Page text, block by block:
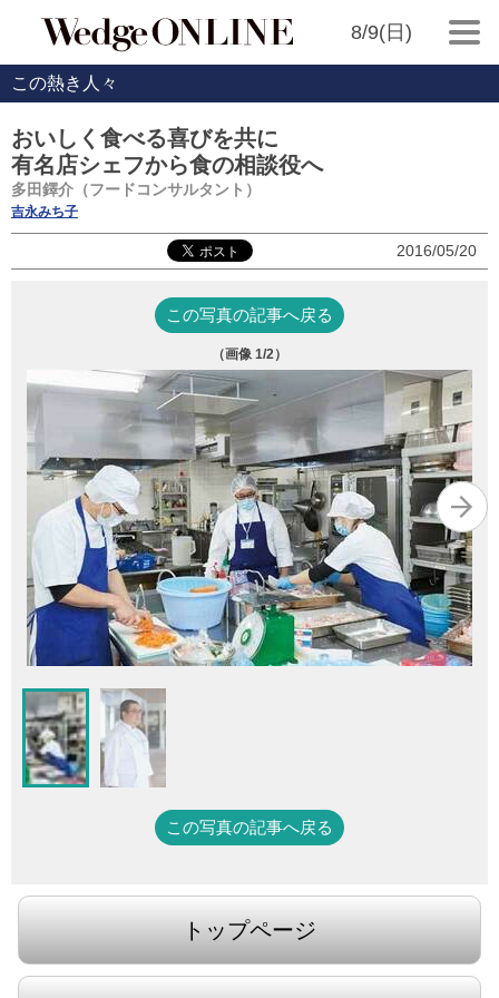
8/9(日)
この熱き人々
おいしく食べる喜びを共に
有名店シェフから食の相談役へ
多田鐸介（フードコンサルタント）
吉永みち子
2016/05/20
この写真の記事へ戻る
（画像 1/2）
この写真の記事へ戻る
トップページ